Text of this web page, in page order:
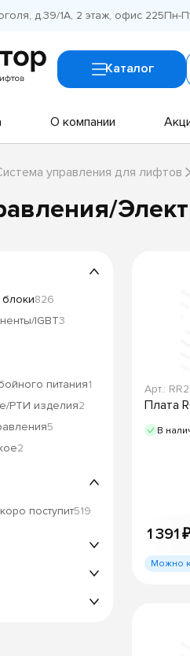
д.39/1А, 2 этаж, офис 225Пн-
Каталог
О компании
управления для лифтов
826
IGBT3
питания1
РТИ изделия2
5
2
поступит519
Арт.:
Плата
В
1 391
Можно